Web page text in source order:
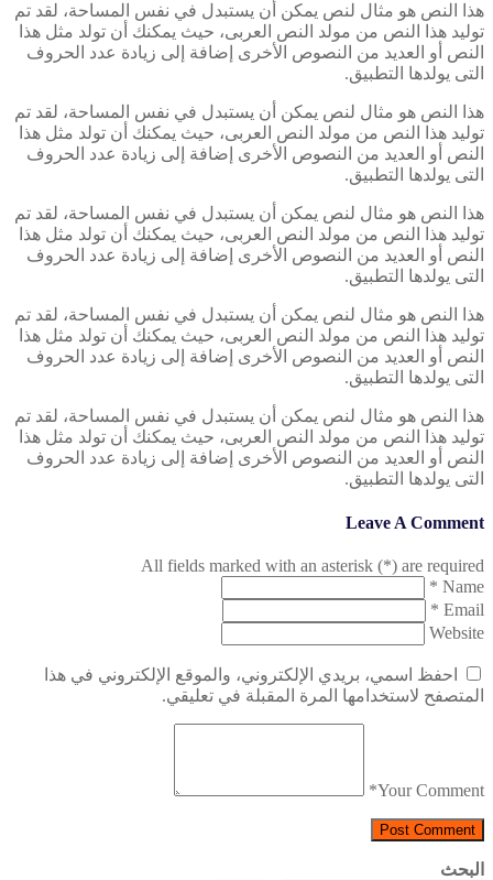
هذا النص هو مثال لنص يمكن أن يستبدل في نفس المساحة، لقد تم
توليد هذا النص من مولد النص العربى، حيث يمكنك أن تولد مثل هذا
النص أو العديد من النصوص الأخرى إضافة إلى زيادة عدد الحروف
التى يولدها التطبيق.
هذا النص هو مثال لنص يمكن أن يستبدل في نفس المساحة، لقد تم
توليد هذا النص من مولد النص العربى، حيث يمكنك أن تولد مثل هذا
النص أو العديد من النصوص الأخرى إضافة إلى زيادة عدد الحروف
التى يولدها التطبيق.
هذا النص هو مثال لنص يمكن أن يستبدل في نفس المساحة، لقد تم
توليد هذا النص من مولد النص العربى، حيث يمكنك أن تولد مثل هذا
النص أو العديد من النصوص الأخرى إضافة إلى زيادة عدد الحروف
التى يولدها التطبيق.
هذا النص هو مثال لنص يمكن أن يستبدل في نفس المساحة، لقد تم
توليد هذا النص من مولد النص العربى، حيث يمكنك أن تولد مثل هذا
النص أو العديد من النصوص الأخرى إضافة إلى زيادة عدد الحروف
التى يولدها التطبيق.
هذا النص هو مثال لنص يمكن أن يستبدل في نفس المساحة، لقد تم
توليد هذا النص من مولد النص العربى، حيث يمكنك أن تولد مثل هذا
النص أو العديد من النصوص الأخرى إضافة إلى زيادة عدد الحروف
التى يولدها التطبيق.
Leave A Comment
All fields marked with an asterisk (*) are required
Name
*
Email
*
Website
احفظ اسمي، بريدي الإلكتروني، والموقع الإلكتروني في هذا
المتصفح لاستخدامها المرة المقبلة في تعليقي.
Your Comment
*
Post Comment
البحث